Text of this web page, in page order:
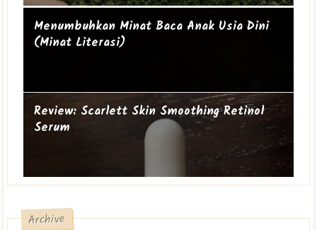
Mengapa perempuan itu sering geer?
Ibu Introvert
Menumbuhkan Minat Baca Anak Usia Dini
(Minat Literasi)
Review: Scarlett Skin Smoothing Retinol
Serum
Archive